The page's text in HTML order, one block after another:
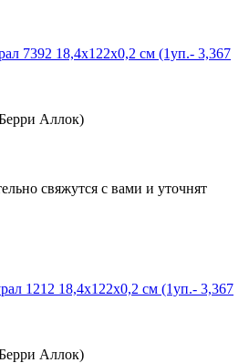
7392 18,4x122х0,2 см (1уп.- 3,367
Аллок)
свяжутся с вами и уточнят
1212 18,4x122х0,2 см (1уп.- 3,367
Аллок)